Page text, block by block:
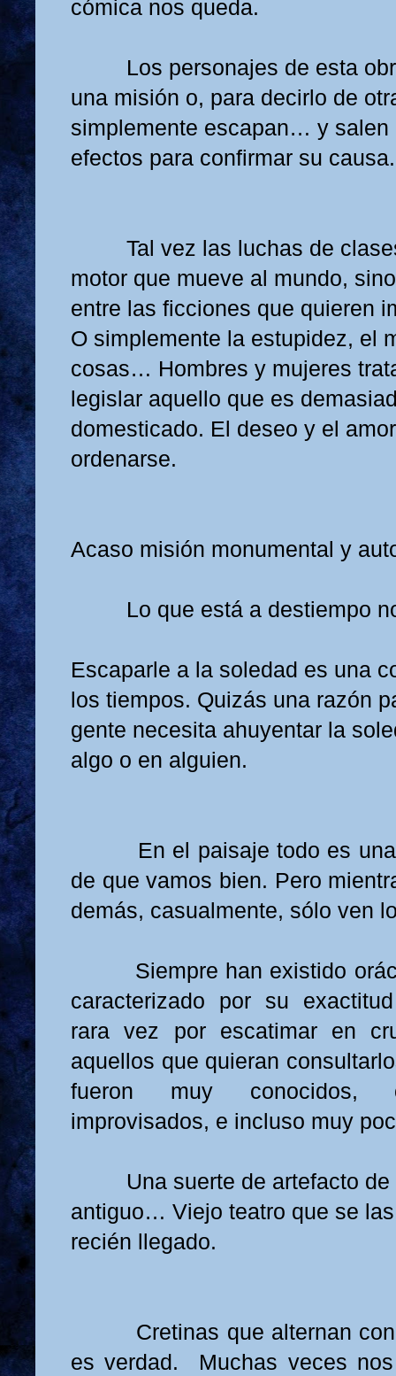
cómica nos queda.
Los personajes de esta
una misión o, para decirlo de
simplemente escapan… y salen
efectos para confirmar su causa.
Tal vez las luchas de
motor que mueve al mundo,
entre las ficciones que quieren
O simplemente la estupidez, el
cosas… Hombres y mujeres
legislar aquello que es
domesticado. El deseo y el
ordenarse.
Acaso misión monumental y
Lo que está a destiempo
Escaparle a la soledad es una
los tiempos. Quizás una razón
gente necesita ahuyentar la
algo o en alguien.
En el paisaje todo es
de que vamos bien. Pero
demás, casualmente, sólo ven
Siempre han existido
caracterizado por su
rara vez por escatimar en
aquellos que quieran
fueron muy conocidos,
improvisados, e incluso muy
Una suerte de artefacto
antiguo… Viejo teatro que se
recién llegado.
Cretinas que alternan
es verdad.
Muchas veces